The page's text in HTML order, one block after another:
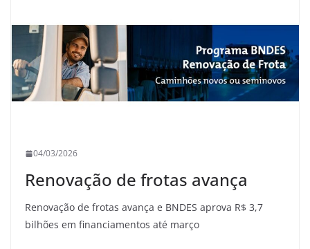
04/03/2026
Renovação de frotas avança
Renovação de frotas avança e BNDES aprova R$ 3,7
bilhões em financiamentos até março